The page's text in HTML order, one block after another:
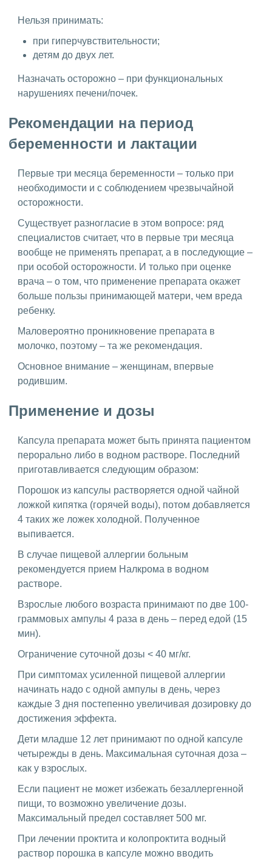
Нельзя принимать:
при гиперчувствительности;
детям до двух лет.
Назначать осторожно – при функциональных
нарушениях печени/почек.
Рекомендации на период
беременности и лактации
Первые три месяца беременности – только при
необходимости и с соблюдением чрезвычайной
осторожности.
Существует разногласие в этом вопросе: ряд
специалистов считает, что в первые три месяца
вообще не применять препарат, а в последующие –
при особой осторожности. И только при оценке
врача – о том, что применение препарата окажет
больше пользы принимающей матери, чем вреда
ребенку.
Маловероятно проникновение препарата в
молочко, поэтому – та же рекомендация.
Основное внимание – женщинам, впервые
родившим.
Применение и дозы
Капсула препарата может быть принята пациентом
перорально либо в водном растворе. Последний
приготавливается следующим образом:
Порошок из капсулы растворяется одной чайной
ложкой кипятка (горячей воды), потом добавляется
4 таких же ложек холодной. Полученное
выпивается.
В случае пищевой аллергии больным
рекомендуется прием Налкрома в водном
растворе.
Взрослые любого возраста принимают по две 100-
граммовых ампулы 4 раза в день – перед едой (15
мин).
Ограничение суточной дозы < 40 мг/кг.
При симптомах усиленной пищевой аллергии
начинать надо с одной ампулы в день, через
каждые 3 дня постепенно увеличивая дозировку до
достижения эффекта.
Дети младше 12 лет принимают по одной капсуле
четырежды в день. Максимальная суточная доза –
как у взрослых.
Если пациент не может избежать безаллергенной
пищи, то возможно увеличение дозы.
Максимальный предел составляет 500 мг.
При лечении проктита и колопроктита водный
раствор порошка в капсуле можно вводить